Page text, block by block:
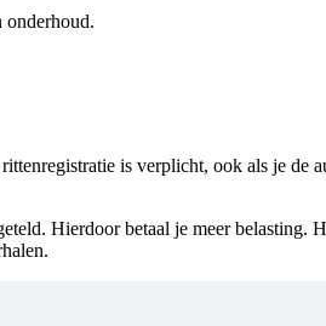
onderhoud.
is verplicht, ook als je de
Hierdoor betaal je meer belasting.